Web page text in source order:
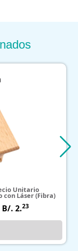
Unitario
con Láser (Fibra)
B/. 2.23